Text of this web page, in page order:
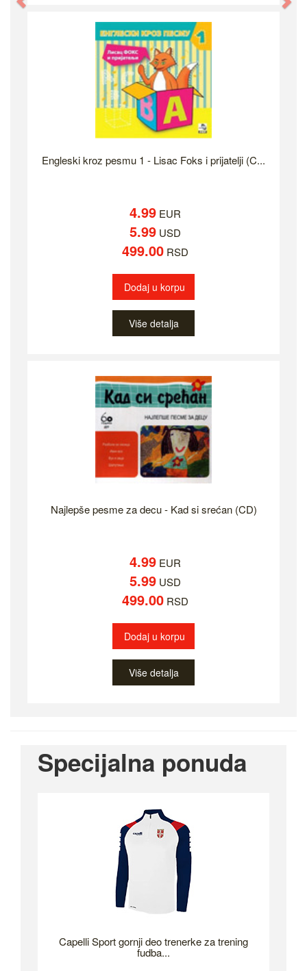
Engleski kroz pesmu 1 - Lisac Foks i prijatelji (C...
4.99 EUR
5.99 USD
499.00 RSD
Dodaj u korpu
Više detalja
Najlepše pesme za decu - Kad si srećan (CD)
4.99 EUR
5.99 USD
499.00 RSD
Dodaj u korpu
Više detalja
Specijalna ponuda
Capelli Sport gornji deo trenerke za trening
fudba...